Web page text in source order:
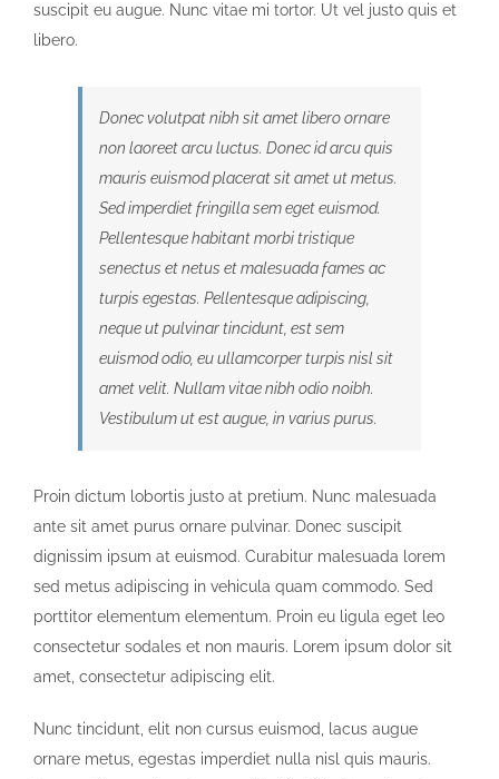
suscipit eu augue. Nunc vitae mi tortor. Ut vel justo quis et
libero.
Donec volutpat nibh sit amet libero ornare
non laoreet arcu luctus. Donec id arcu quis
mauris euismod placerat sit amet ut metus.
Sed imperdiet fringilla sem eget euismod.
Pellentesque habitant morbi tristique
senectus et netus et malesuada fames ac
turpis egestas. Pellentesque adipiscing,
neque ut pulvinar tincidunt, est sem
euismod odio, eu ullamcorper turpis nisl sit
amet velit. Nullam vitae nibh odio noibh.
Vestibulum ut est augue, in varius purus.
Proin dictum lobortis justo at pretium. Nunc malesuada
ante sit amet purus ornare pulvinar. Donec suscipit
dignissim ipsum at euismod. Curabitur malesuada lorem
sed metus adipiscing in vehicula quam commodo. Sed
porttitor elementum elementum. Proin eu ligula eget leo
consectetur sodales et non mauris. Lorem ipsum dolor sit
amet, consectetur adipiscing elit.
Nunc tincidunt, elit non cursus euismod, lacus augue
ornare metus, egestas imperdiet nulla nisl quis mauris.